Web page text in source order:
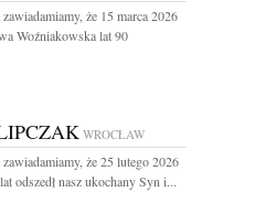
że 15 marca 2026
Woźniakowska lat 90
WROCŁAW
że 25 lutego 2026
odszedł nasz ukochany Syn i...